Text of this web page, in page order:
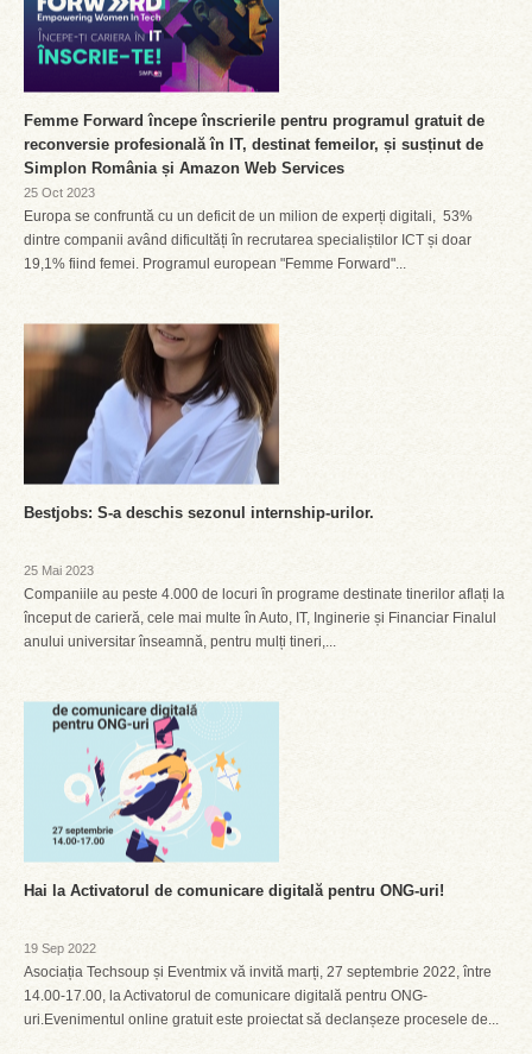
Femme Forward începe înscrierile pentru programul gratuit de
reconversie profesională în IT, destinat femeilor, și susținut de
Simplon România și Amazon Web Services
25 Oct 2023
Europa se confruntă cu un deficit de un milion de experți digitali, 53%
dintre companii având dificultăți în recrutarea specialiștilor ICT și doar
19,1% fiind femei. Programul european "Femme Forward"...
Bestjobs: S-a deschis sezonul internship-urilor.
25 Mai 2023
Companiile au peste 4.000 de locuri în programe destinate tinerilor aflați la
început de carieră, cele mai multe în Auto, IT, Inginerie și Financiar Finalul
anului universitar înseamnă, pentru mulți tineri,...
Hai la Activatorul de comunicare digitală pentru ONG-uri!
19 Sep 2022
Asociația Techsoup și Eventmix vă invită marți, 27 septembrie 2022, între
14.00-17.00, la Activatorul de comunicare digitală pentru ONG-
uri.Evenimentul online gratuit este proiectat să declanșeze procesele de...